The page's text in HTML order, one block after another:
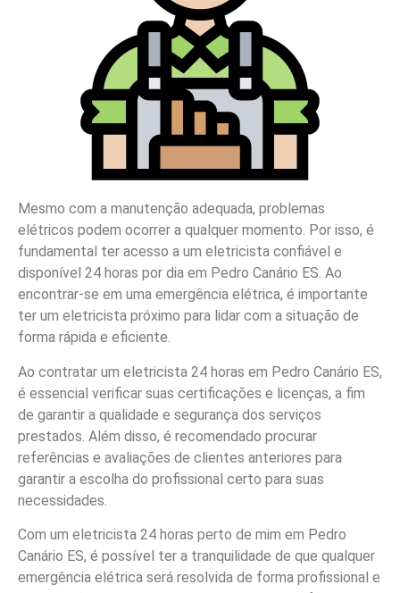
Mesmo com a manutenção adequada, problemas
elétricos podem ocorrer a qualquer momento. Por isso, é
fundamental ter acesso a um eletricista confiável e
disponível 24 horas por dia em Pedro Canário ES. Ao
encontrar-se em uma emergência elétrica, é importante
ter um eletricista próximo para lidar com a situação de
forma rápida e eficiente.
Ao contratar um eletricista 24 horas em Pedro Canário ES,
é essencial verificar suas certificações e licenças, a fim
de garantir a qualidade e segurança dos serviços
prestados. Além disso, é recomendado procurar
referências e avaliações de clientes anteriores para
garantir a escolha do profissional certo para suas
necessidades.
Com um eletricista 24 horas perto de mim em Pedro
Canário ES, é possível ter a tranquilidade de que qualquer
emergência elétrica será resolvida de forma profissional e